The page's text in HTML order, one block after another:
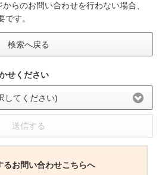
らのお問い合わせを行わない場合、
す。
検索へ戻る
せください
してください)
送信する
るお問い合わせこちらへ